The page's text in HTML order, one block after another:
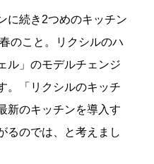
に続き2つめのキッチン
のこと。リクシルのハ
ル」のモデルチェンジ
。「リクシルのキッチ
新のキッチンを導入す
るのでは、と考えまし